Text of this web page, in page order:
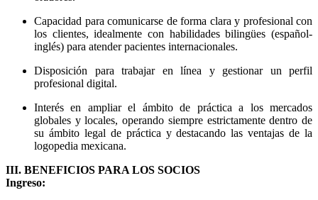
Capacidad para comunicarse de forma clara y profesional con
los clientes, idealmente con habilidades bilingües (español-
inglés) para atender pacientes internacionales.
Disposición para trabajar en línea y gestionar un perfil
profesional digital.
Interés en ampliar el ámbito de práctica a los mercados
globales y locales, operando siempre estrictamente dentro de
su ámbito legal de práctica y destacando las ventajas de la
logopedia mexicana.
III. BENEFICIOS PARA LOS SOCIOS
Ingreso: